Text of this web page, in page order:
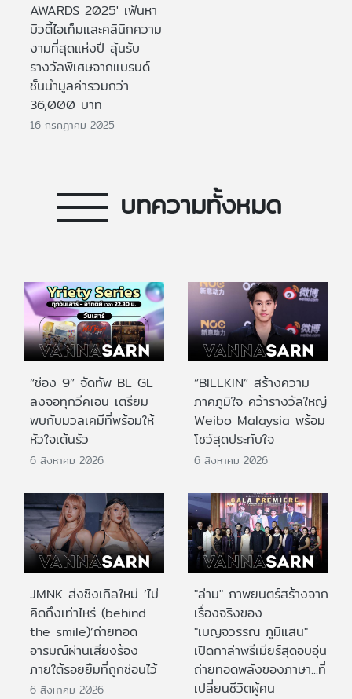
AWARDS 2025' เฟ้นหา
บิวตี้ไอเท็มและคลินิกความ
งามที่สุดแห่งปี ลุ้นรับ
รางวัลพิเศษจากแบรนด์
ชั้นนำมูลค่ารวมกว่า
36,000 บาท
16 กรกฎาคม 2025
บทความทั้งหมด
“ช่อง 9” จัดทัพ BL GL
ลงจอทุกวีคเอน เตรียม
พบกับมวลเคมีที่พร้อมให้
หัวใจเต้นรัว
6 สิงหาคม 2026
“BILLKIN” สร้างความ
ภาคภูมิใจ คว้ารางวัลใหญ่
Weibo Malaysia พร้อม
โชว์สุดประทับใจ
6 สิงหาคม 2026
JMNK ส่งซิงเกิลใหม่ ‘ไม่
คิดถึงเท่าไหร่ (behind
the smile)’ถ่ายทอด
อารมณ์ผ่านเสียงร้อง
ภายใต้รอยยิ้มที่ถูกซ่อนไว้
6 สิงหาคม 2026
"ล่าม" ภาพยนตร์สร้างจาก
เรื่องจริงของ
"เบญจวรรณ ภูมิแสน"
เปิดกาล่าพรีเมียร์สุดอบอุ่น
ถ่ายทอดพลังของภาษา...ที่
เปลี่ยนชีวิตผู้คน